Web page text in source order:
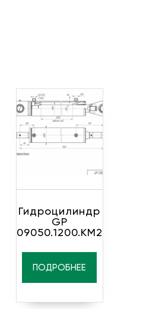
Гидроцилиндр
GP
09050.1200.KM2
ПОДРОБНЕЕ